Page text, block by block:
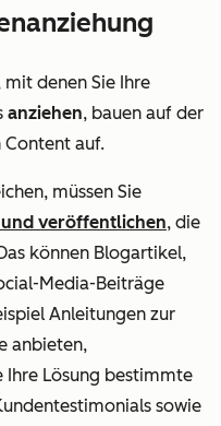
denen Sie Ihre
anziehen, bauen auf der
Content auf.
müssen Sie
veröffentlichen, die
können Blogartikel,
Media-Beiträge
Anleitungen zur
anbieten,
Ihre Lösung bestimmte
sowie